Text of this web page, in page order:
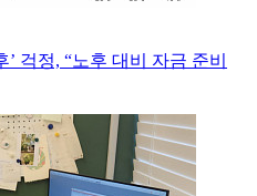
’ 걱정, “노후 대비 자금 준비